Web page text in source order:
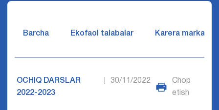
Barcha Ekofaol talabalar Karera markazi
OCHIQ DARSLAR
2022-2023
30/11/2022
Chop
etish